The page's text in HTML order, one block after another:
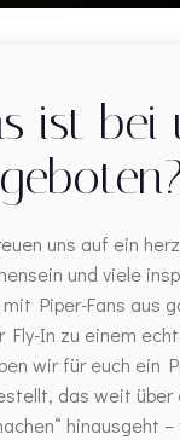
ist bei
uns auf ein
und viele
Piper-Fans aus
Fly-In zu einem
wir für euch ein
das weit über
hinausgeht